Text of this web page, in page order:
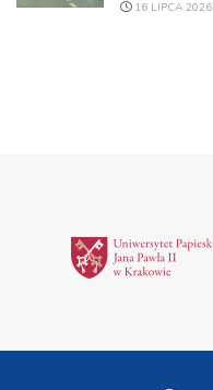
16 LIPCA 2026